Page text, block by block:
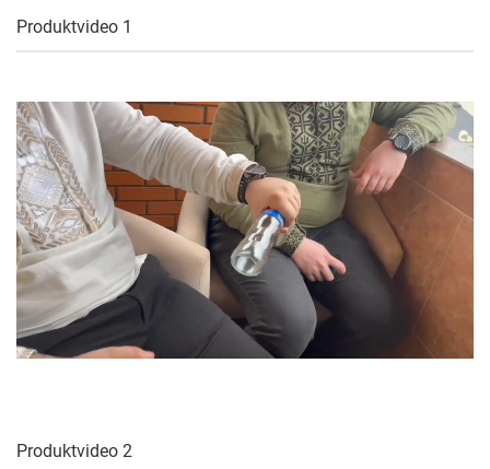
Produktvideo 1
Produktvideo 2